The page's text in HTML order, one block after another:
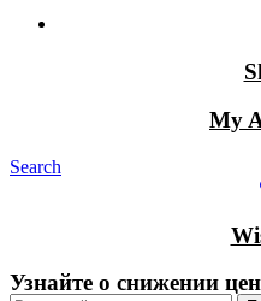
My
Search
Узнайте о снижении